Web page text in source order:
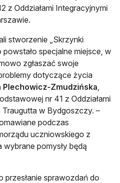
z Oddziałami Integracyjnymi
stworzenie „Skrzynki
powstało specjalne miejsce, w
zgłaszać swoje
dotyczące życia
Plechowicz-Zmudzińska
nr 41 z Oddziałami
w Bydgoszczy. –
podczas
uczniowskiego z
pomysły będą
przesłanie sprawozdań do